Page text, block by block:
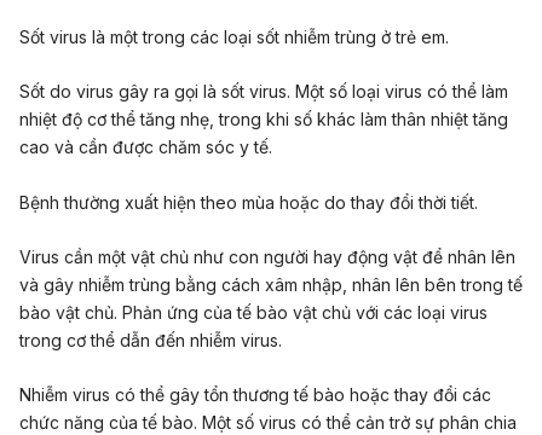
Sốt virus là một trong các loại sốt nhiễm trùng ở trẻ em.
Sốt do virus gây ra gọi là sốt virus. Một số loại virus có thể làm
nhiệt độ cơ thể tăng nhẹ, trong khi số khác làm thân nhiệt tăng
cao và cần được chăm sóc y tế.
Bệnh thường xuất hiện theo mùa hoặc do thay đổi thời tiết.
Virus cần một vật chủ như con người hay động vật để nhân lên
và gây nhiễm trùng bằng cách xâm nhập, nhân lên bên trong tế
bào vật chủ. Phản ứng của tế bào vật chủ với các loại virus
trong cơ thể dẫn đến nhiễm virus.
Nhiễm virus có thể gây tổn thương tế bào hoặc thay đổi các
chức năng của tế bào. Một số virus có thể cản trở sự phân chia